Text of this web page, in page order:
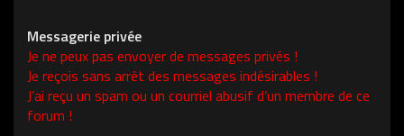
Messagerie privée
Je ne peux pas envoyer de messages privés !
Je reçois sans arrêt des messages indésirables !
J’ai reçu un spam ou un courriel abusif d’un membre de ce
forum !